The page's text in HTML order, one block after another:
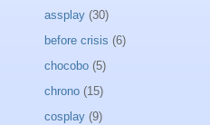
assplay (30)
before crisis (6)
chocobo (5)
chrono (15)
cosplay (9)